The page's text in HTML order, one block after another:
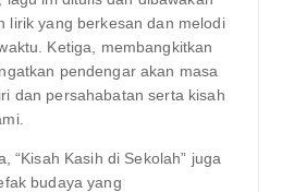
lirik yang berkesan dan melodi
Ketiga, membangkitkan
pendengar akan masa
dan persahabatan serta kisah
“Kisah Kasih di Sekolah” juga
budaya yang